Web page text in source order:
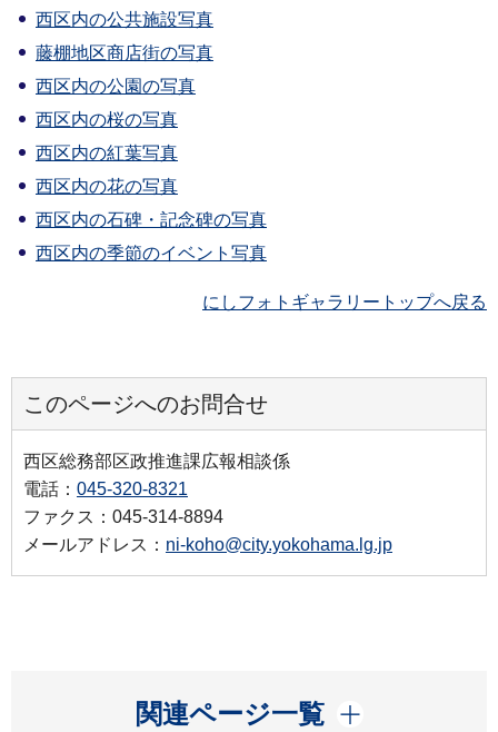
西区内の公共施設写真
藤棚地区商店街の写真
西区内の公園の写真
西区内の桜の写真
西区内の紅葉写真
西区内の花の写真
西区内の石碑・記念碑の写真
西区内の季節のイベント写真
にしフォトギャラリートップへ戻る
このページへのお問合せ
西区総務部区政推進課広報相談係
電話： 045-320-8321
ファクス：045-314-8894
メールアドレス： ni-koho@city.yokohama.lg.jp
関連ページ一覧
開く